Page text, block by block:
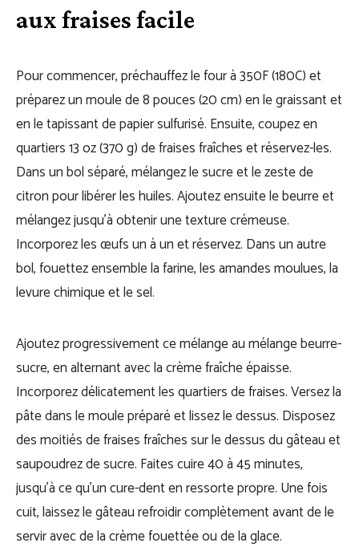
aux fraises facile
Pour commencer, préchauffez le four à 350F (180C) et
préparez un moule de 8 pouces (20 cm) en le graissant et
en le tapissant de papier sulfurisé. Ensuite, coupez en
quartiers 13 oz (370 g) de fraises fraîches et réservez-les.
Dans un bol séparé, mélangez le sucre et le zeste de
citron pour libérer les huiles. Ajoutez ensuite le beurre et
mélangez jusqu’à obtenir une texture crémeuse.
Incorporez les œufs un à un et réservez. Dans un autre
bol, fouettez ensemble la farine, les amandes moulues, la
levure chimique et le sel.
Ajoutez progressivement ce mélange au mélange beurre-
sucre, en alternant avec la crème fraîche épaisse.
Incorporez délicatement les quartiers de fraises. Versez la
pâte dans le moule préparé et lissez le dessus. Disposez
des moitiés de fraises fraîches sur le dessus du gâteau et
saupoudrez de sucre. Faites cuire 40 à 45 minutes,
jusqu’à ce qu’un cure-dent en ressorte propre. Une fois
cuit, laissez le gâteau refroidir complètement avant de le
servir avec de la crème fouettée ou de la glace.